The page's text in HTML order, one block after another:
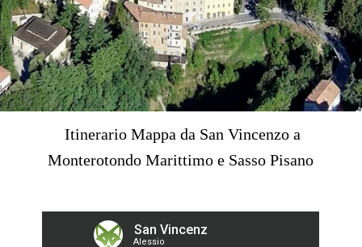
Itinerario Mappa da San Vincenzo a
Monterotondo Marittimo e Sasso Pisano